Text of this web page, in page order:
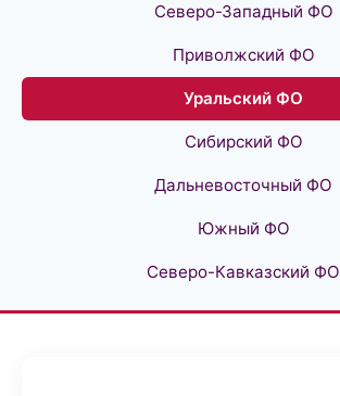
Северо-Западный ФО
Приволжский ФО
Уральский ФО
Сибирский ФО
Дальневосточный ФО
Южный ФО
Северо-Кавказский ФО